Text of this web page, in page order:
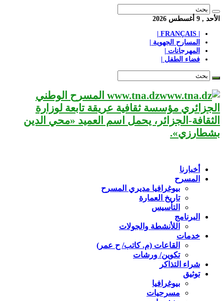
الأحد , 9 أغسطس 2026
المسارح الجهوية |
المهرجانات |
فضاء الطفل |
www.tna.dz المسرح الوطني
الجزائري مؤسسة ثقافية عريقة تابعة لوزارة
الثقافة-الجزائر، يحمل اسم العميد «محي الدين
بشطارزي».
أخبارنا
المسرح
بيوغرافيا مديري المسرح
تاريخ العمارة
التأسيس
البرنامج
اللأنشطة والجولات
خدمات
القاعات (م. كاتب/ ح عمر)
تكوين/ ورشات
شراء التذاكر
توثيق
بيوغرافيا
مسرحيات